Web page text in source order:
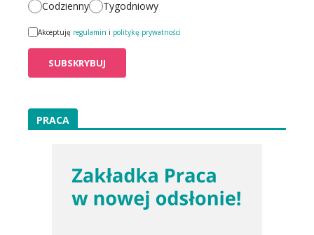
Codzienny Tygodniowy
Akceptuję regulamin i politykę prywatności
PRACA